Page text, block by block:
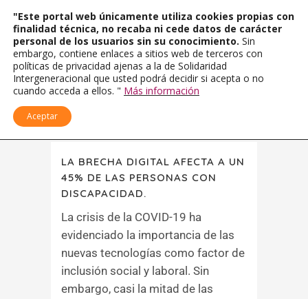
LA BRECHA DIGITAL AFECTA A UN
45% DE LAS PERSONAS CON
DISCAPACIDAD.
La crisis de la COVID-19 ha
evidenciado la importancia de las
nuevas tecnologías como factor de
inclusión social y laboral. Sin
embargo, casi la mitad de las
"Este portal web únicamente utiliza cookies propias con
finalidad técnica, no recaba ni cede datos de carácter
personal de los usuarios sin su conocimiento. Sin
embargo, contiene enlaces a sitios web de terceros con
políticas de privacidad ajenas a la de Solidaridad
Intergeneracional que usted podrá decidir si acepta o no
cuando acceda a ellos. " Más información
Aceptar